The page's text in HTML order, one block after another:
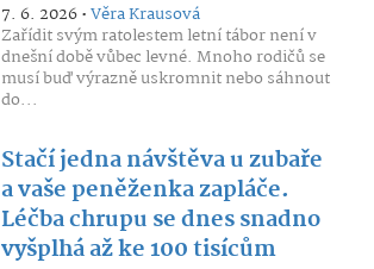
7. 6. 2026 •Věra Krausová
Zařídit svým ratolestem letní tábor není v
dnešní době vůbec levné. Mnoho rodičů se
musí buď výrazně uskromnit nebo sáhnout
do...
Stačí jedna návštěva u zubaře
a vaše peněženka zapláče.
Léčba chrupu se dnes snadno
vyšplhá až ke 100 tisícům